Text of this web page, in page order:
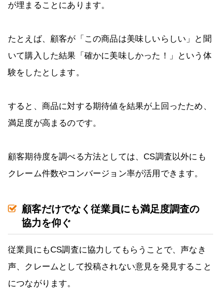
が埋まることにあります。
たとえば、顧客が「この商品は美味しいらしい」と聞
いて購入した結果「確かに美味しかった！」という体
験をしたとします。
すると、商品に対する期待値を結果が上回ったため、
満足度が高まるのです。
顧客期待度を調べる方法としては、CS調査以外にも
クレーム件数やコンバージョン率が活用できます。
顧客だけでなく従業員にも満足度調査の
協力を仰ぐ
従業員にもCS調査に協力してもらうことで、声なき
声、クレームとして投稿されない意見を発見すること
につながります。